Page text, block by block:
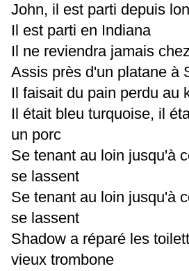
John, il est parti depuis
Il est parti en Indiana
Il ne reviendra jamais
Assis près d'un platane à
Il faisait du pain perdu au
Il était bleu turquoise, il
un porc
Se tenant au loin jusqu'à
se lassent
Se tenant au loin jusqu'à
se lassent
Shadow a réparé les
vieux trombone